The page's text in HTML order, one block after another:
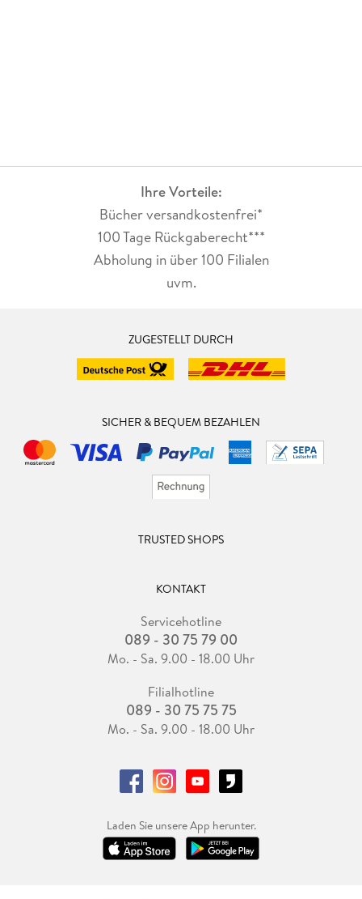
Ihre Vorteile:
Bücher versandkostenfrei*
100 Tage Rückgaberecht***
Abholung in über 100 Filialen
uvm.
ZUGESTELLT DURCH
SICHER & BEQUEM BEZAHLEN
TRUSTED SHOPS
KONTAKT
Servicehotline
089 - 30 75 79 00
Mo. - Sa. 9.00 - 18.00 Uhr
Filialhotline
089 - 30 75 75 75
Mo. - Sa. 9.00 - 18.00 Uhr
Laden Sie unsere App herunter.